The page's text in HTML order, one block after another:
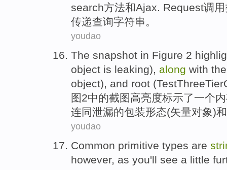
search方法和Ajax. Request调用
传递查询字符串。
youdao
The snapshot in Figure 2
object is leaking), along with
object), and root (
图2中的截图高亮度标示了一个
连同泄漏的包装形态(矢量对象)和
youdao
Common primitive types are
however, as you'll see a little